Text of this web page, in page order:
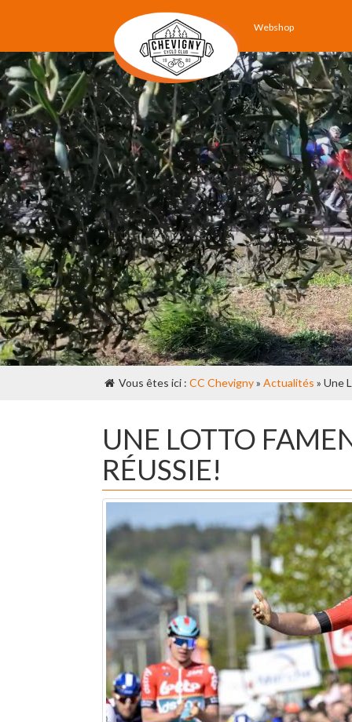
Webshop
Vous êtes ici : CC Chevigny» Actualités » Une
UNE LOTTO
RÉUSSIE!